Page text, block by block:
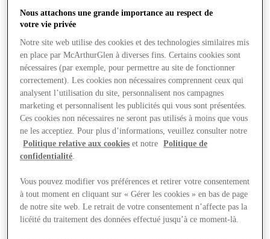
Nous attachons une grande importance au respect de
votre vie privée
Notre site web utilise des cookies et des technologies similaires mis
en place par McArthurGlen à diverses fins. Certains cookies sont
nécessaires (par exemple, pour permettre au site de fonctionner
correctement). Les cookies non nécessaires comprennent ceux qui
analysent l’utilisation du site, personnalisent nos campagnes
marketing et personnalisent les publicités qui vous sont présentées.
Ces cookies non nécessaires ne seront pas utilisés à moins que vous
ne les acceptiez. Pour plus d’informations, veuillez consulter notre
Politique relative aux cookies et notre
Politique de
confidentialité.
Vous pouvez modifier vos préférences et retirer votre consentement
à tout moment en cliquant sur « Gérer les cookies » en bas de page
de notre site web. Le retrait de votre consentement n’affecte pas la
licéité du traitement des données effectué jusqu’à ce moment-là.